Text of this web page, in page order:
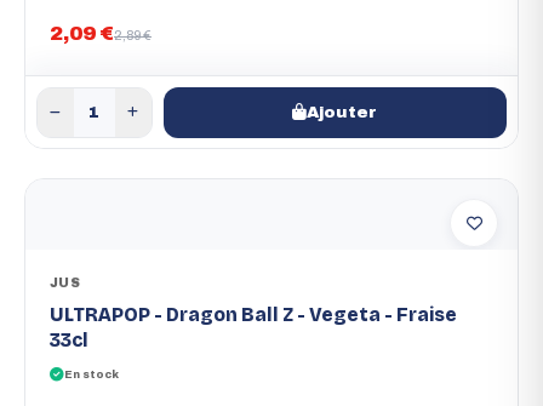
2,09 €2,89 €
Ajouter
JUS
ULTRAPOP - Dragon Ball Z - Vegeta - Fraise
33cl
En stock